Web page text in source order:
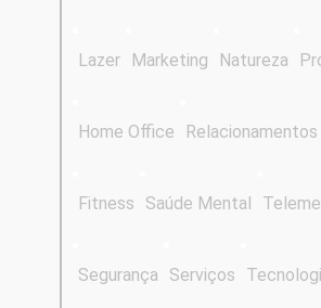
Lazer Marketing Natureza
Home Office Relacionamentos
Fitness Saúde Mental
Segurança Serviços